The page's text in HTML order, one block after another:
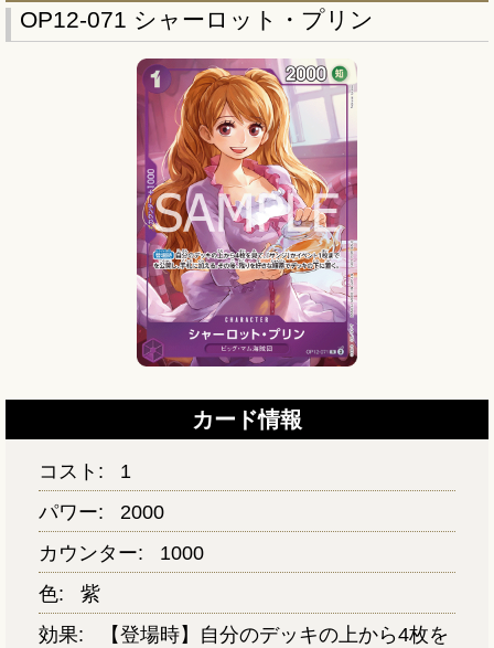
OP12-071 シャーロット・プリン
カード情報
コスト:
1
パワー:
2000
カウンター:
1000
色:
紫
効果:
【登場時】自分のデッキの上から4枚を